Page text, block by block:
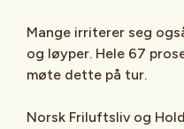
Mange irriterer seg
og løyper. Hele 67
møte dette på tur.
Norsk Friluftsliv og